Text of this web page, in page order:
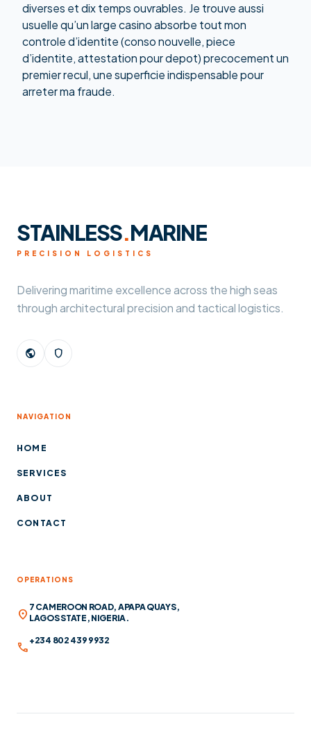
diverses et dix temps ouvrables. Je trouve aussi
usuelle qu’un large casino absorbe tout mon
controle d’identite (conso nouvelle, piece
d’identite, attestation pour depot) precocement un
premier recul, une superficie indispensable pour
arreter ma fraude.
STAINLESS.MARINE
PRECISION LOGISTICS
Delivering maritime excellence across the high seas
through architectural precision and tactical logistics.
public shield
NAVIGATION
HOME
SERVICES
ABOUT
CONTACT
OPERATIONS
location_on 7 CAMEROON ROAD, APAPA QUAYS,
LAGOS STATE, NIGERIA.
call +234 802 439 9932